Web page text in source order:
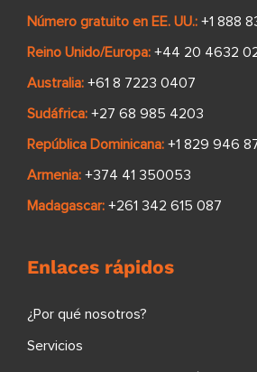
Número gratuito en EE. UU.: +1 888
Reino Unido/Europa: +44 20 4632
Australia: +61 8 7223 0407
Sudáfrica: +27 68 985 4203
República Dominicana: +1 829 946
Armenia: +374 41 350053
Madagascar: +261 342 615 087
Enlaces rápidos
¿Por qué nosotros?
Servicios